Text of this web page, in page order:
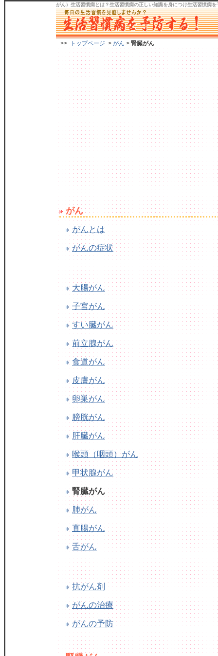
がん）生活習慣病とは？生活習慣病の正しい知識を身につけ生活習慣病を
>> トップページ > がん > 腎臓がん
がん
がんとは
がんの症状
大腸がん
子宮がん
すい臓がん
前立腺がん
食道がん
皮膚がん
卵巣がん
膀胱がん
肝臓がん
喉頭（咽頭）がん
甲状腺がん
腎臓がん
肺がん
直腸がん
舌がん
抗がん剤
がんの治療
がんの予防